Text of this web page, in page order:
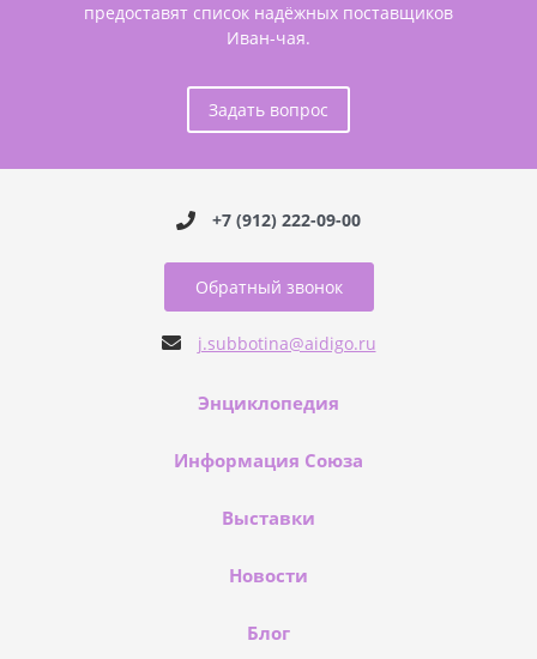
предоставят список надёжных поставщиков
Иван-чая.
Задать вопрос
+7 (912) 222-09-00
Обратный звонок
j.subbotina@aidigo.ru
Энциклопедия
Информация Союза
Выставки
Новости
Блог